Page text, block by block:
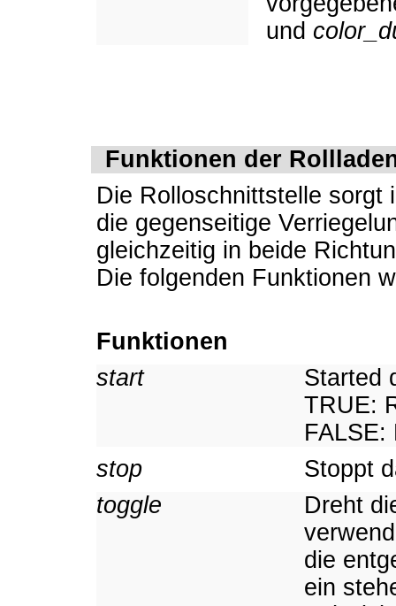
und
Funktionen der
Die Rolloschnittstelle sorgt
die gegenseitige
gleichzeitig in beide
Die folgenden Funktionen
Funktionen
start
Started
TRUE:
FALSE:
stop
Stoppt
toggle
Dreht
die
ein